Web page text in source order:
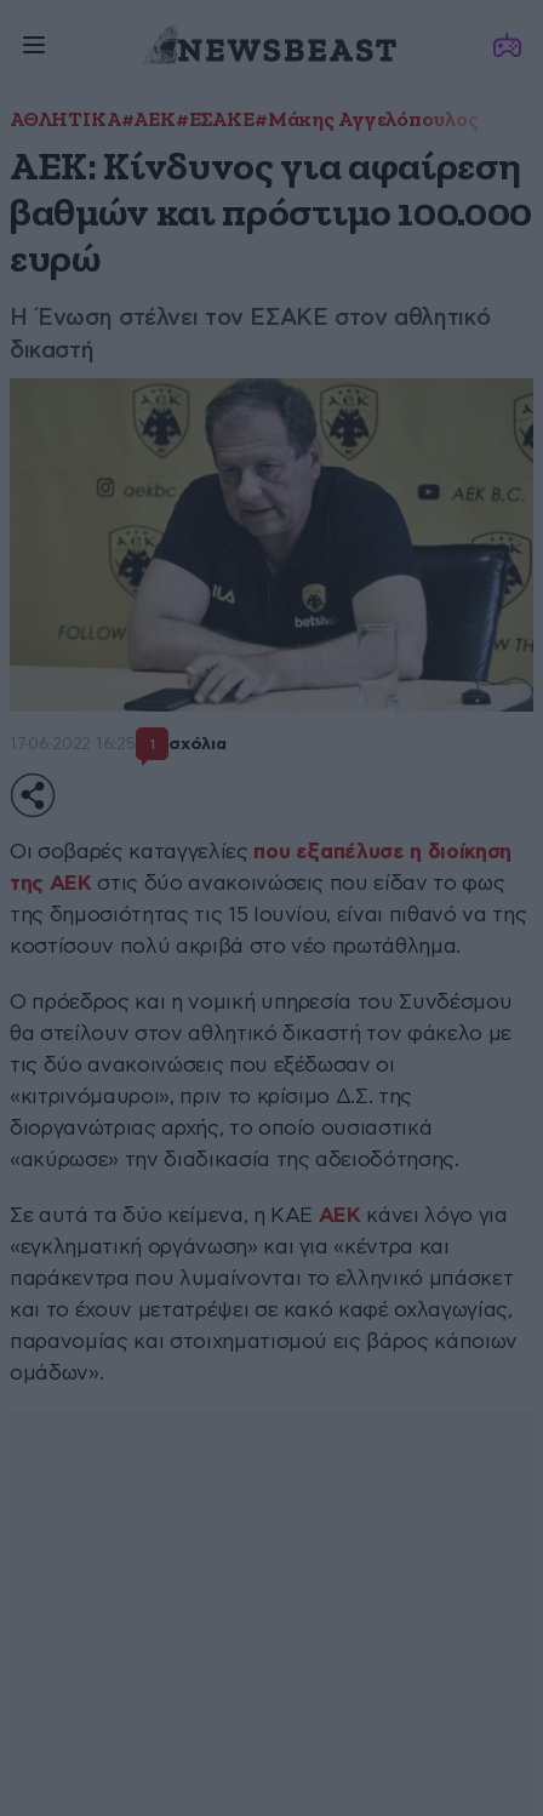
ΑΘΛΗΤΙΚΑ#ΑΕΚ#ΕΣΑΚΕ#Μάκης Αγγελόπουλος
ΑΕΚ: Κίνδυνος για αφαίρεση
βαθμών και πρόστιμο 100.000
ευρώ
Η Ένωση στέλνει τον ΕΣΑΚΕ στον αθλητικό
δικαστή
17·06·2022 16:25 1 σχόλια
Οι σοβαρές καταγγελίες που εξαπέλυσε η διοίκηση
της AEK στις δύο ανακοινώσεις που είδαν το φως
της δημοσιότητας τις 15 Ιουνίου, είναι πιθανό να της
κοστίσουν πολύ ακριβά στο νέο πρωτάθλημα.
O πρόεδρος και η νομική υπηρεσία του Συνδέσμου
θα στείλουν στον αθλητικό δικαστή τον φάκελο με
τις δύο ανακοινώσεις που εξέδωσαν οι
«κιτρινόμαυροι», πριν το κρίσιμο Δ.Σ. της
διοργανώτριας αρχής, το οποίο ουσιαστικά
«ακύρωσε» την διαδικασία της αδειοδότησης.
Σε αυτά τα δύο κείμενα, η ΚΑΕ ΑΕΚ κάνει λόγο για
«εγκληματική οργάνωση» και για «κέντρα και
παράκεντρα που λυμαίνονται το ελληνικό μπάσκετ
και το έχουν μετατρέψει σε κακό καφέ οχλαγωγίας,
παρανομίας και στοιχηματισμού εις βάρος κάποιων
ομάδων».